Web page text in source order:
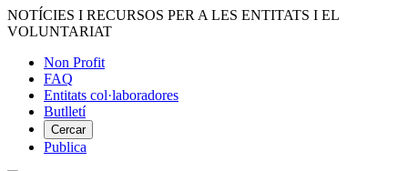
Vés
al
NOTÍCIES I RECURSOS PER A LES ENTITATS I EL
VOLUNTARIAT
Menú
del
compte
d'usuari
Non Profit
FAQ
Entitats col·laboradores
Butlletí
Cercar
Publica